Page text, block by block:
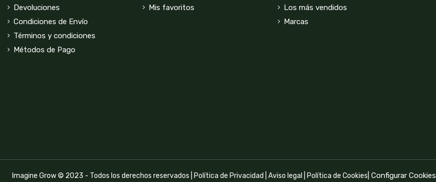
Devoluciones
Condiciones de Envío
Términos y condiciones
Métodos de Pago
Mis favoritos
Los más vendidos
Marcas
Imagine Grow © 2023 - Todos los derechos reservados | Política de Privacidad Aviso legal Política de Cookies Configurar Cookies